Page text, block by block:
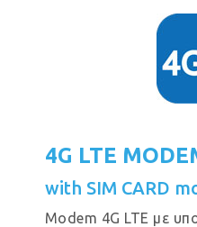
4G LTE
with SIM CARD
Modem 4G LTE με